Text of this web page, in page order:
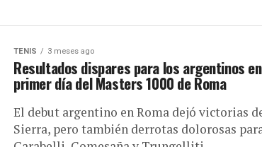
TENIS 3 meses ago
Resultados dispares para los argentinos
primer día del Masters 1000 de Roma
El debut argentino en Roma dejó victorias
Sierra, pero también derrotas dolorosas